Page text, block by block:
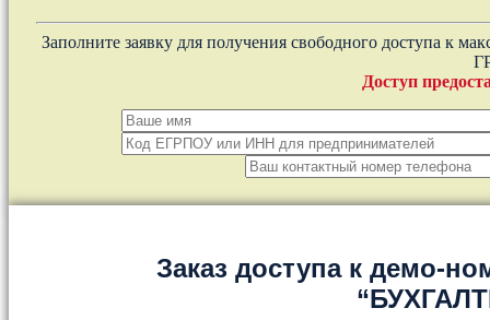
Заполните заявку для получения свободного доступа к
Доступ
Заказ доступа к демо-